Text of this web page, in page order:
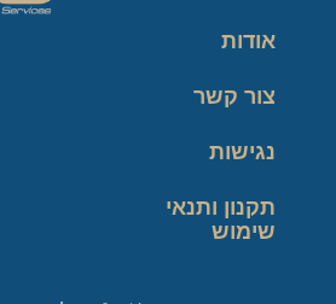
אודות
צור קשר
נגישות
תקנון ותנאי
שימוש